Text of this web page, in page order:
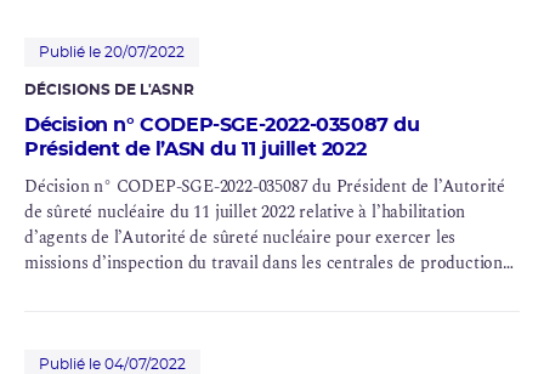
Publié le 20/07/2022
DÉCISIONS DE L'ASNR
Décision n° CODEP-SGE-2022-035087 du
Président de l’ASN du 11 juillet 2022
Décision n° CODEP-SGE-2022-035087 du Président de l’Autorité
de sûreté nucléaire du 11 juillet 2022 relative à l’habilitation
d’agents de l’Autorité de sûreté nucléaire pour exercer les
missions d’inspection du travail dans les centrales de production
Publié le 04/07/2022